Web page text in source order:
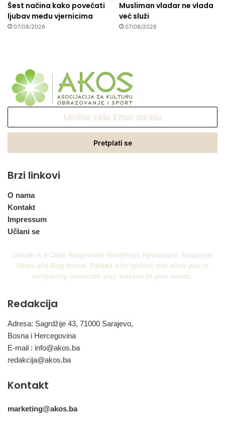
Šest načina kako povećati
ljubav među vjernicima
07/08/2026
Musliman vladar ne vlada
već služi
07/08/2026
Email
Brzi linkovi
O nama
Kontakt
Impressum
Učlani se
Jannah is a Clean Responsive WordPress Newspaper, Magazine,
News and Blog theme. Packed with options that allow you to
completely customize your website to your needs.
Redakcija
Adresa: Sagrdžije 43, 71000 Sarajevo,
Bosna i Hercegovina
E-mail : info@akos.ba
redakcija@akos.ba
Kontakt
marketing@akos.ba